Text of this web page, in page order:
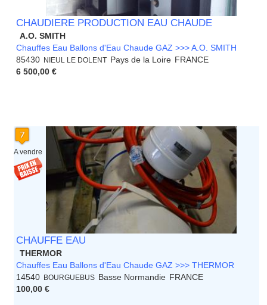
CHAUDIERE PRODUCTION EAU CHAUDE
A.O. SMITH
Chauffes Eau Ballons d'Eau Chaude GAZ >>> A.O. SMITH
85430
NIEUL LE DOLENT Pays de la Loire FRANCE
6 500,00 €
A vendre
CHAUFFE EAU
THERMOR
Chauffes Eau Ballons d'Eau Chaude GAZ >>> THERMOR
14540
BOURGUEBUS Basse Normandie FRANCE
100,00 €